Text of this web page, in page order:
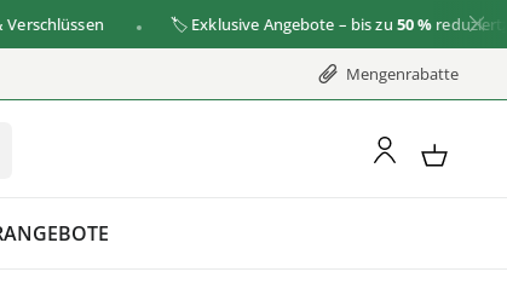
🏷️ Exklusive Angebote – bis zu 50 % reduziertzu
Mengenrabatte
ANGEBOTE